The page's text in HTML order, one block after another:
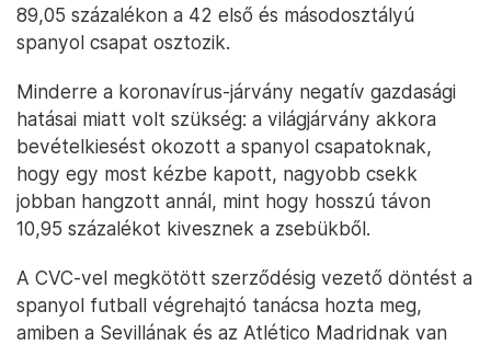
89,05 százalékon a 42 első és másodosztályú
spanyol csapat osztozik.
Minderre a koronavírus-járvány negatív gazdasági
hatásai miatt volt szükség: a világjárvány akkora
bevételkiesést okozott a spanyol csapatoknak,
hogy egy most kézbe kapott, nagyobb csekk
jobban hangzott annál, mint hogy hosszú távon
10,95 százalékot kivesznek a zsebükből.
A CVC-vel megkötött szerződésig vezető döntést a
spanyol futball végrehajtó tanácsa hozta meg,
amiben a Sevillának és az Atlético Madridnak van